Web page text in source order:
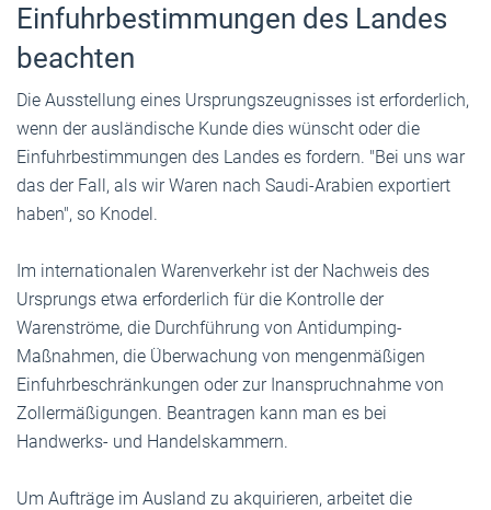
Einfuhrbestimmungen des Landes
beachten
Die Ausstellung eines Ursprungszeugnisses ist erforderlich,
wenn der ausländische Kunde dies wünscht oder die
Einfuhrbestimmungen des Landes es fordern. "Bei uns war
das der Fall, als wir Waren nach Saudi-Arabien exportiert
haben", so Knodel.
Im internationalen Warenverkehr ist der Nachweis des
Ursprungs etwa erforderlich für die Kontrolle der
Warenströme, die Durchführung von Antidumping-
Maßnahmen, die Überwachung von mengenmäßigen
Einfuhrbeschränkungen oder zur Inanspruchnahme von
Zollermäßigungen. Beantragen kann man es bei
Handwerks- und Handelskammern.
Um Aufträge im Ausland zu akquirieren, arbeitet die